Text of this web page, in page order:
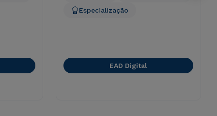
Especialização
EAD Digital